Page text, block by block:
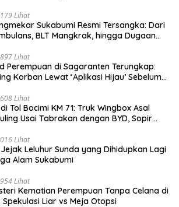
Lihat
Sukabumi Resmi Tersangka: Dari
BLT Mangkrak, hingga Dugaan
Lihat
Perempuan di Sagaranten Terungkap:
Korban Lewat ‘Aplikasi Hijau’ Sebelum
Lihat
Tol Bocimi KM 71: Truk Wingbox Asal
Usai Tabrakan dengan BYD, Sopir
Lihat
Jejak Leluhur Sunda yang Dihidupkan Lagi
Alam Sukabumi
Lihat
Kematian Perempuan Tanpa Celana di
Liar vs Meja Otopsi